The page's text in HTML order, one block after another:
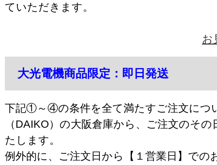
ていただきます。
お
大光電機商品限定：即日発送
下記①～④の条件を全て満たすご注文につ
（DAIKO）の大阪倉庫から、ご注文のそ
たします。
例外的に、ご注文日から【１営業日】での